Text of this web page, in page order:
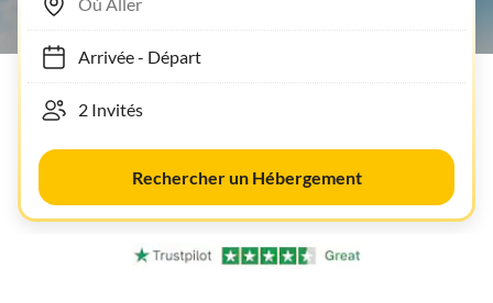
Arrivée- Départ
Rechercher un Hébergement